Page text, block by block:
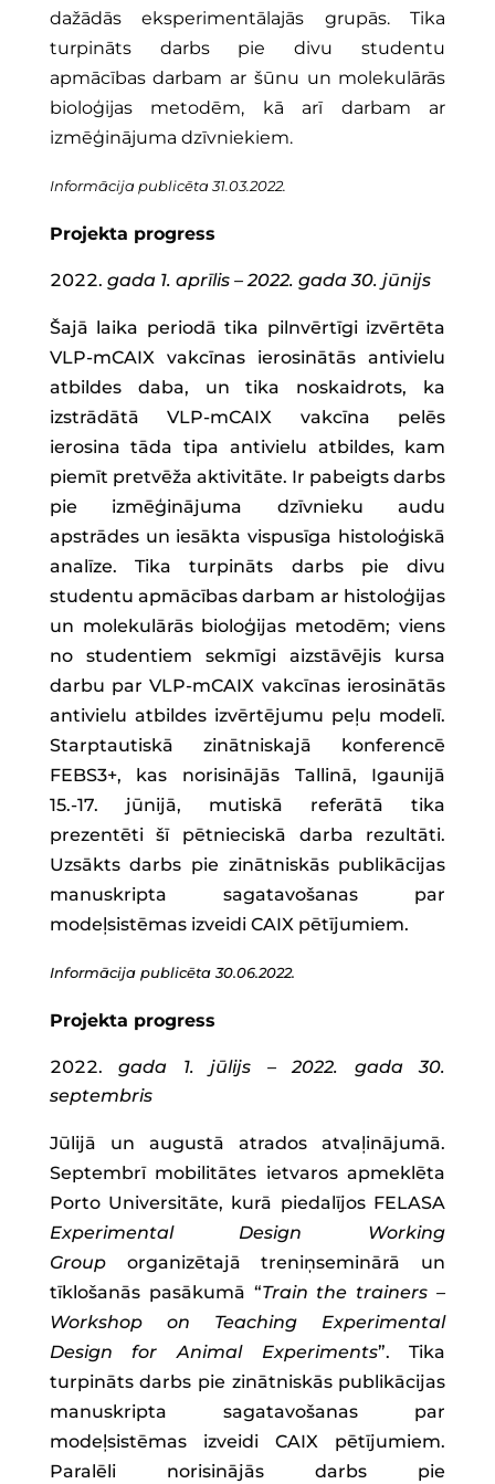
dažādās eksperimentālajās grupās. Tika
turpināts darbs pie divu studentu
apmācības darbam ar šūnu un molekulārās
bioloģijas metodēm, kā arī darbam ar
izmēģinājuma dzīvniekiem.
Informācija publicēta 31.03.2022.
Projekta progress
gada 1. aprīlis – 2022. gada 30. jūnijs
Šajā laika periodā tika pilnvērtīgi izvērtēta
VLP-mCAIX vakcīnas ierosinātās antivielu
atbildes daba, un tika noskaidrots, ka
izstrādātā VLP-mCAIX vakcīna pelēs
ierosina tāda tipa antivielu atbildes, kam
piemīt pretvēža aktivitāte. Ir pabeigts darbs
pie izmēģinājuma dzīvnieku audu
apstrādes un iesākta vispusīga histoloģiskā
analīze. Tika turpināts darbs pie divu
studentu apmācības darbam ar histoloģijas
un molekulārās bioloģijas metodēm; viens
no studentiem sekmīgi aizstāvējis kursa
darbu par VLP-mCAIX vakcīnas ierosinātās
antivielu atbildes izvērtējumu peļu modelī.
Starptautiskā zinātniskajā konferencē
FEBS3+, kas norisinājās Tallinā, Igaunijā
15.-17. jūnijā, mutiskā referātā tika
prezentēti šī pētnieciskā darba rezultāti.
Uzsākts darbs pie zinātniskās publikācijas
manuskripta sagatavošanas par
modeļsistēmas izveidi CAIX pētījumiem.
Informācija publicēta 30.06.2022.
Projekta progress
gada 1. jūlijs – 2022. gada 30.
septembris
Jūlijā un augustā atrados atvaļinājumā.
Septembrī mobilitātes ietvaros apmeklēta
Porto Universitāte, kurā piedalījos FELASA
Experimental Design Working
Group organizētajā treniņseminārā un
tīklošanās pasākumā “Train the trainers –
Workshop on Teaching Experimental
Design for Animal Experiments”. Tika
turpināts darbs pie zinātniskās publikācijas
manuskripta sagatavošanas par
modeļsistēmas izveidi CAIX pētījumiem.
Paralēli norisinājās darbs pie